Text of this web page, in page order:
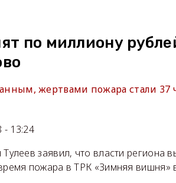
по миллиону
жертвами пожара стали 37
- 13:24
заявил, что власти региона
пожара в ТРК «Зимняя вишня»